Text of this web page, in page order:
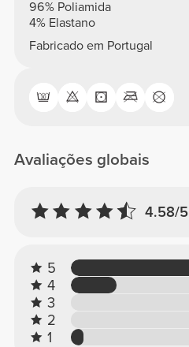
96% Poliamida
4% Elastano
Fabricado em Portugal
Avaliações globais
4.58/5
5
4
3
2
1